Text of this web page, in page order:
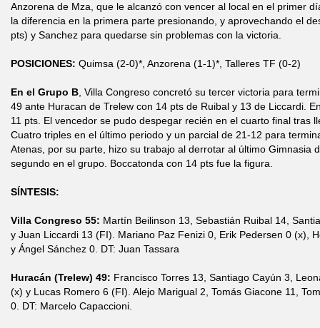
Anzorena de Mza, que le alcanzó con vencer al local en el primer
la diferencia en la primera parte presionando, y aprovechando el
pts) y Sanchez para quedarse sin problemas con la victoria.
POSICIONES: Quimsa (2-0)*, Anzorena (1-1)*, Talleres TF (0-2)
En el Grupo B , Villa Congreso concretó su tercer victoria para
49 ante Huracan de Trelew con 14 pts de Ruibal y 13 de Liccardi.
11 pts. El vencedor se pudo despegar recién en el cuarto final tras
Cuatro triples en el último periodo y un parcial de 21-12 para
Atenas, por su parte, hizo su trabajo al derrotar al último Gimnasia
segundo en el grupo. Boccatonda con 14 pts fue la figura.
SÍNTESIS:
Villa Congreso 55: Martín Beilinson 13, Sebastián Ruibal 14,
y Juan Liccardi 13 (FI). Mariano Paz Fenizi 0, Erik Pedersen 0 (x),
y Ángel Sánchez 0. DT: Juan Tassara
Huracán (Trelew) 49: Francisco Torres 13, Santiago Cayún 3,
(x) y Lucas Romero 6 (FI). Alejo Marigual 2, Tomás Giacone 11,
0. DT: Marcelo Capaccioni.